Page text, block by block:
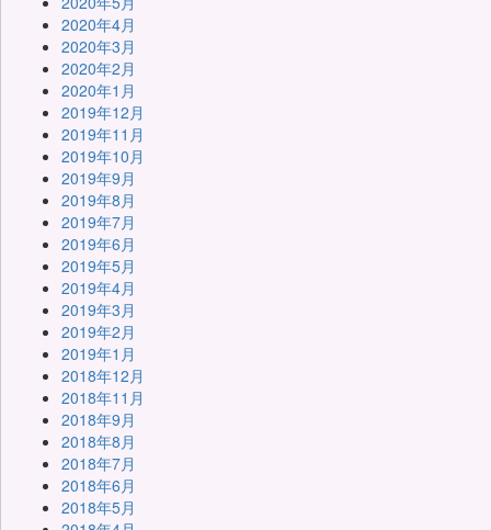
2020年4月
2020年3月
2020年2月
2020年1月
2019年12月
2019年11月
2019年10月
2019年9月
2019年8月
2019年7月
2019年6月
2019年5月
2019年4月
2019年3月
2019年2月
2019年1月
2018年12月
2018年11月
2018年9月
2018年8月
2018年7月
2018年6月
2018年5月